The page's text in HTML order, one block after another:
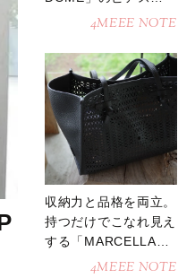
4MEEE NOTE
収納力と品格を両立。
持つだけでこなれ見え
する「MARCELLAト
ートバッグ」4MEEE NOTE